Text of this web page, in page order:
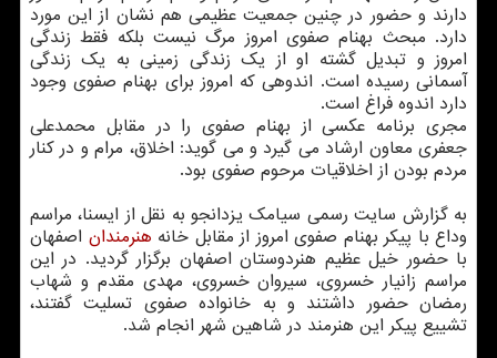
دارند و حضور در چنین جمعیت عظیمی هم نشان از این مورد
دارد. مبحث بهنام صفوی امروز مرگ نیست بلكه فقط زندگی
امروز و تبدیل گشته او از یك زندگی زمینی به یك زندگی
آسمانی رسیده است. اندوهی كه امروز برای بهنام صفوی وجود
دارد اندوه فراغ است.
مجری برنامه عكسی از بهنام صفوی را در مقابل محمدعلی
جعفری معاون ارشاد می گیرد و می گوید: اخلاق، مرام و در كنار
مردم بودن از اخلاقیات مرحوم صفوی بود.
به گزارش سایت رسمی سیامك یزدانجو به نقل از ایسنا، مراسم
وداع با پیكر بهنام صفوی امروز از مقابل خانه هنرمندان اصفهان
با حضور خیل عظیم هنردوستان اصفهان برگزار گردید. در این
مراسم زانیار خسروی، سیروان خسروی، مهدی مقدم و شهاب
رمضان حضور داشتند و به خانواده صفوی تسلیت گفتند،
تشییع پیكر این هنرمند در شاهین شهر انجام شد.